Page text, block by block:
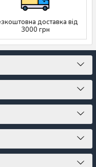
доставка від
3000 грн